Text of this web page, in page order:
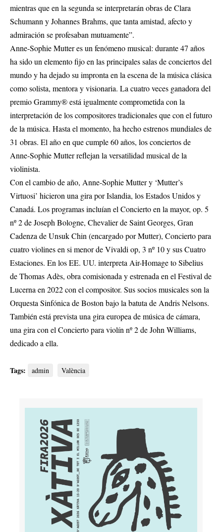
mientras que en la segunda se interpretarán obras de Clara
Schumann y Johannes Brahms, que tanta amistad, afecto y
admiración se profesaban mutuamente”.
Anne-Sophie Mutter es un fenómeno musical: durante 47 años
ha sido un elemento fijo en las principales salas de conciertos del
mundo y ha dejado su impronta en la escena de la música clásica
como solista, mentora y visionaria. La cuatro veces ganadora del
premio Grammy® está igualmente comprometida con la
interpretación de los compositores tradicionales que con el futuro
de la música. Hasta el momento, ha hecho estrenos mundiales de
31 obras. El año en que cumple 60 años, los conciertos de
Anne-Sophie Mutter reflejan la versatilidad musical de la
violinista.
Con el cambio de año, Anne-Sophie Mutter y ‘Mutter’s
Virtuosi’ hicieron una gira por Islandia, los Estados Unidos y
Canadá. Los programas incluían el Concierto en la mayor, op. 5
nº 2 de Joseph Bologne, Chevalier de Saint Georges, Gran
Cadenza de Unsuk Chin (encargado por Mutter), Concierto para
cuatro violines en si menor de Vivaldi op, 3 nº 10 y sus Cuatro
Estaciones. En los EE. UU. interpreta Air-Homage to Sibelius
de Thomas Adès, obra comisionada y estrenada en el Festival de
Lucerna en 2022 con el compositor. Sus socios musicales son la
Orquesta Sinfónica de Boston bajo la batuta de Andris Nelsons.
También está prevista una gira europea de música de cámara,
una gira con el Concierto para violín nº 2 de John Williams,
dedicado a ella.
Tags: admin València